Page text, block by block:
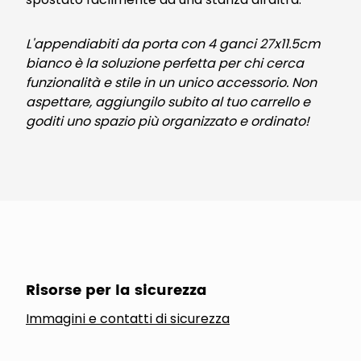
L'appendiabiti da porta con 4 ganci 27x11.5cm
bianco è la soluzione perfetta per chi cerca
funzionalità e stile in un unico accessorio. Non
aspettare, aggiungilo subito al tuo carrello e
goditi uno spazio più organizzato e ordinato!
Risorse per la sicurezza
Immagini e contatti di sicurezza